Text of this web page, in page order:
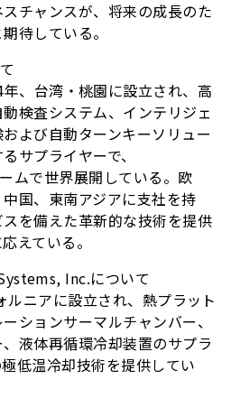
チャンスが、将来の成長のた
待している。
、台湾・桃園に設立され、高
検査システム、インテリジェ
よび自動ターンキーソリュー
サプライヤーで、
ムで世界展開している。欧
国、東南アジアに支社を持
を備えた革新的な技術を提供
えている。
Inc.について
ニアに設立され、熱プラット
ションサーマルチャンバー、
液体再循環冷却装置のサプラ
低温冷却技術を提供してい